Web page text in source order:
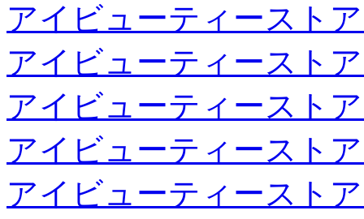
アイビューティースト
アイビューティースト
アイビューティースト
アイビューティースト
アイビューティースト